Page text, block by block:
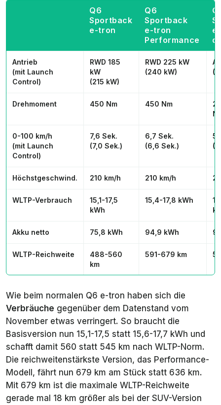
Q6
Sportback
e-tron
Q6
Sportback
e-tron
Performance
Antrieb
(mit Launch
Control)
RWD 185
kW
(215 kW)
RWD 225 kW
(240 kW)
Drehmoment 450 Nm 450 Nm
0-100 km/h
(mit Launch
Control)
7,6 Sek.
(7,0 Sek.)
6,7 Sek.
(6,6 Sek.)
Höchstgeschwind. 210 km/h 210 km/h
WLTP-Verbrauch
15,1-17,5
kWh
15,4-17,8 kWh
Akku netto 75,8 kWh 94,9 kWh
WLTP-Reichweite
488-560
km
591-679 km
Wie beim normalen Q6 e-tron haben sich die
Verbräuche gegenüber dem Datenstand vom
November etwas verringert. So braucht die
Basisversion nun 15,1-17,5 statt 15,6-17,7 kWh und
schafft damit 560 statt 545 km nach WLTP-Norm.
Die reichweitenstärkste Version, das Performance-
Modell, fährt nun 679 km am Stück statt 636 km.
Mit 679 km ist die maximale WLTP-Reichweite
gerade mal 18 km größer als bei der SUV-Version